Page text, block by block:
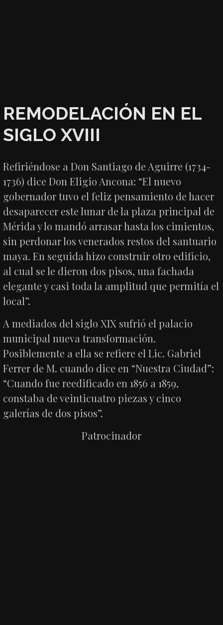
REMODELACIÓN EN EL
SIGLO XVIII
Refiriéndose a Don Santiago de Aguirre (1734-
1736) dice Don Eligio Ancona: “El nuevo
gobernador tuvo el feliz pensamiento de hacer
desaparecer este lunar de la plaza principal de
Mérida y lo mandó arrasar hasta los cimientos,
sin perdonar los venerados restos del santuario
maya. En seguida hizo construir otro edificio,
al cual se le dieron dos pisos, una fachada
elegante y casi toda la amplitud que permitía el
local”.
A mediados del siglo XIX sufrió el palacio
municipal nueva transformación.
Posiblemente a ella se refiere el Lic. Gabriel
Ferrer de M. cuando dice en “Nuestra Ciudad”:
“Cuando fue reedificado en 1856 a 1859,
constaba de veinticuatro piezas y cinco
galerías de dos pisos”.
Patrocinador